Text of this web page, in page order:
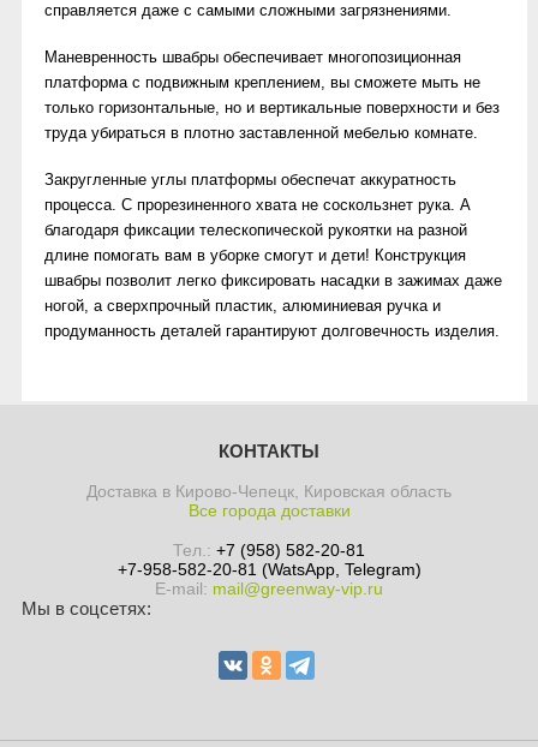
справляется даже с самыми сложными загрязнениями.
Маневренность швабры обеспечивает многопозиционная
платформа с подвижным креплением, вы сможете мыть не
только горизонтальные, но и вертикальные поверхности и без
труда убираться в плотно заставленной мебелью комнате.
Закругленные углы платформы обеспечат аккуратность
процесса. С прорезиненного хвата не соскользнет рука. А
благодаря фиксации телескопической рукоятки на разной
длине помогать вам в уборке смогут и дети! Конструкция
швабры позволит легко фиксировать насадки в зажимах даже
ногой, а сверхпрочный пластик, алюминиевая ручка и
продуманность деталей гарантируют долговечность изделия.
КОНТАКТЫ
Доставка в Кирово-Чепецк, Кировская область
Все города доставки
Тел.: +7 (958) 582-20-81
+7-958-582-20-81 (WatsApp, Telegram)
E-mail: mail@greenway-vip.ru
Мы в соцсетях: